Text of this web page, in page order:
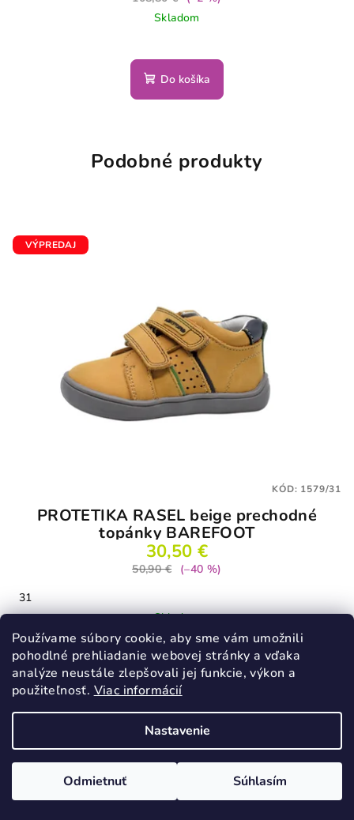
Používame súbory cookie, aby sme vám umožnili
pohodlné prehliadanie webovej stránky a vďaka
analýze neustále zlepšovali jej funkcie, výkon a
použiteľnosť. Viac informácií
Nastavenie
Odmietnuť Súhlasím
Skladom
Do košíka
Podobné produkty
VÝPREDAJ
PROTETIKA RASEL beige prechodné
topánky BAREFOOT
30,50 €
50,90 €
(–40 %)
31
Skladom
Detail
KÓD: 1579/31